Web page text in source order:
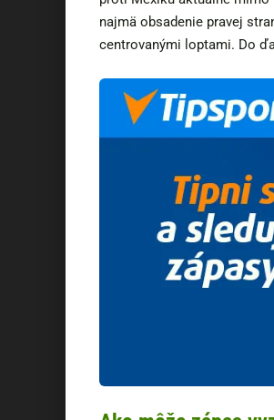
najmä obsadenie pravej
centrovanými loptami. Do